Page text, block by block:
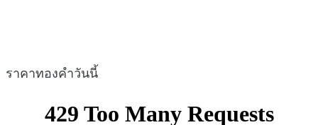
ราคาทองคำวันนี้